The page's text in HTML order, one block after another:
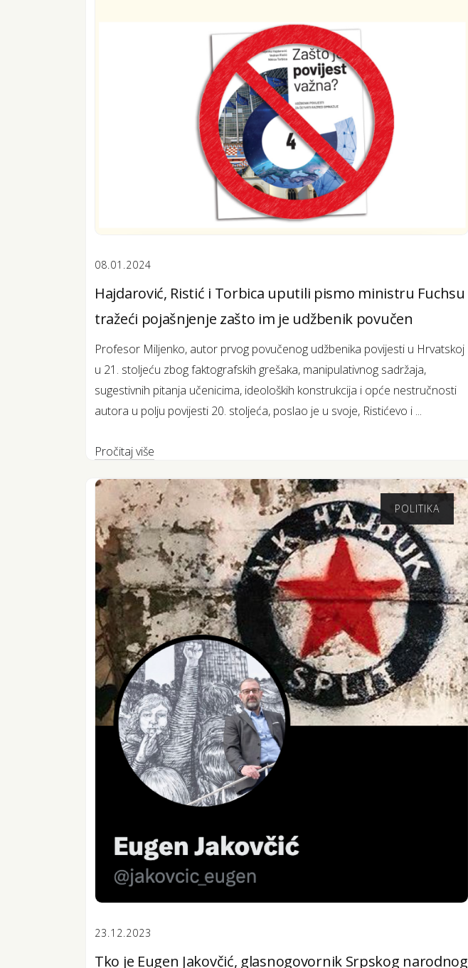
08.01.2024
Hajdarović, Ristić i Torbica uputili pismo ministru Fuchsu
tražeći pojašnjenje zašto im je udžbenik povučen
Profesor Miljenko, autor prvog povučenog udžbenika povijesti u Hrvatskoj
u 21. stoljeću zbog faktografskih grešaka, manipulativnog sadržaja,
sugestivnih pitanja učenicima, ideoloških konstrukcija i opće nestručnosti
autora u polju povijesti 20. stoljeća, poslao je u svoje, Ristićevo i ...
Pročitaj više
POLITIKA
23.12.2023
Tko je Eugen Jakovčić, glasnogovornik Srpskog narodnog